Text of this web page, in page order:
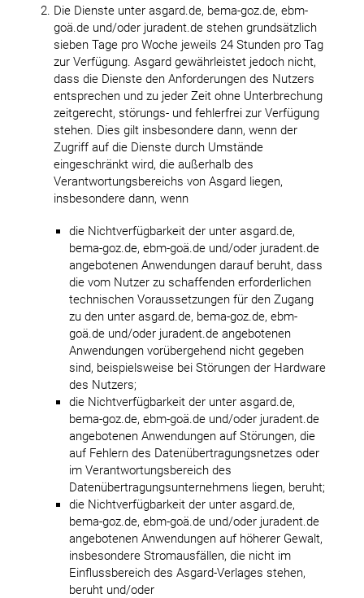
Die Dienste unter asgard.de, bema-goz.de, ebm-
goä.de und/oder juradent.de stehen grundsätzlich
sieben Tage pro Woche jeweils 24 Stunden pro Tag
zur Verfügung. Asgard gewährleistet jedoch nicht,
dass die Dienste den Anforderungen des Nutzers
entsprechen und zu jeder Zeit ohne Unterbrechung
zeitgerecht, störungs- und fehlerfrei zur Verfügung
stehen. Dies gilt insbesondere dann, wenn der
Zugriff auf die Dienste durch Umstände
eingeschränkt wird, die außerhalb des
Verantwortungsbereichs von Asgard liegen,
insbesondere dann, wenn
die Nichtverfügbarkeit der unter asgard.de,
bema-goz.de, ebm-goä.de und/oder juradent.de
angebotenen Anwendungen darauf beruht, dass
die vom Nutzer zu schaffenden erforderlichen
technischen Voraussetzungen für den Zugang
zu den unter asgard.de, bema-goz.de, ebm-
goä.de und/oder juradent.de angebotenen
Anwendungen vorübergehend nicht gegeben
sind, beispielsweise bei Störungen der Hardware
des Nutzers;
die Nichtverfügbarkeit der unter asgard.de,
bema-goz.de, ebm-goä.de und/oder juradent.de
angebotenen Anwendungen auf Störungen, die
auf Fehlern des Datenübertragungsnetzes oder
im Verantwortungsbereich des
Datenübertragungsunternehmens liegen, beruht;
die Nichtverfügbarkeit der unter asgard.de,
bema-goz.de, ebm-goä.de und/oder juradent.de
angebotenen Anwendungen auf höherer Gewalt,
insbesondere Stromausfällen, die nicht im
Einflussbereich des Asgard-Verlages stehen,
beruht und/oder